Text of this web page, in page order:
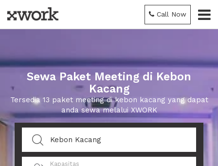
Call Now
Sewa Paket Meeting di Kebon
Kacang
Tersedia 13 paket meeting di kebon kacang yang dapat
anda sewa melalui XWORK
Kapasitas